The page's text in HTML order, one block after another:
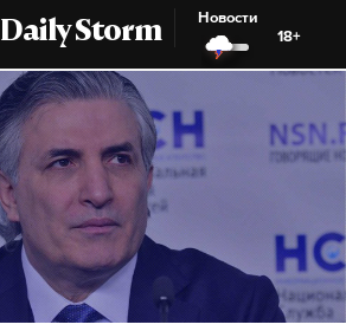
Daily Storm
Новости
18+